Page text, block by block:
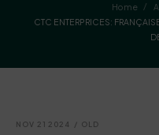
Home /
CTC ENTERPRICES:
NOV 21 2024 / OLD